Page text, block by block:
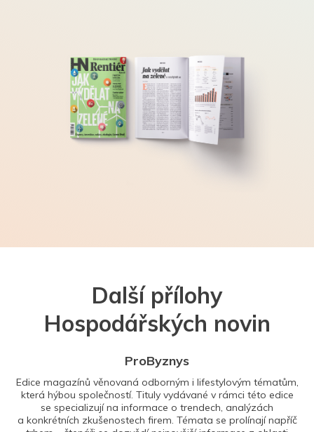
Další přílohy
Hospodářských novin
ProByznys
Edice magazínů věnovaná odborným i lifestylovým tématům,
která hýbou společností. Tituly vydávané v rámci této edice
se specializují na informace o trendech, analýzách
a konkrétních zkušenostech firem. Témata se prolínají napříč